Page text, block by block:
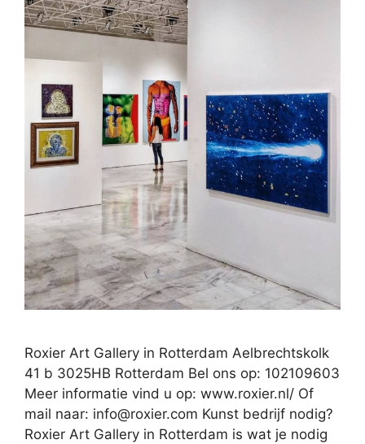
Roxier Art Gallery in Rotterdam Aelbrechtskolk
41 b 3025HB Rotterdam Bel ons op: 102109603
Meer informatie vind u op: www.roxier.nl/ Of
mail naar: info@roxier.com Kunst bedrijf nodig?
Roxier Art Gallery in Rotterdam is wat je nodig